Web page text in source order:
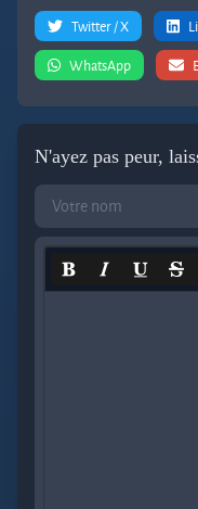
Twitter / X
WhatsApp
N'ayez pas peur,